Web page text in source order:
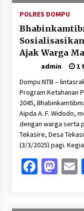
POLRES DOMPU
Ajak Warga
Pekarangan
admin
1
Dompu NTB –
Program Ketahanan
2045,
Aipda A. F. Widodo,
dengan warga serta
Tekasire, Desa
(3/3/2025) pagi.